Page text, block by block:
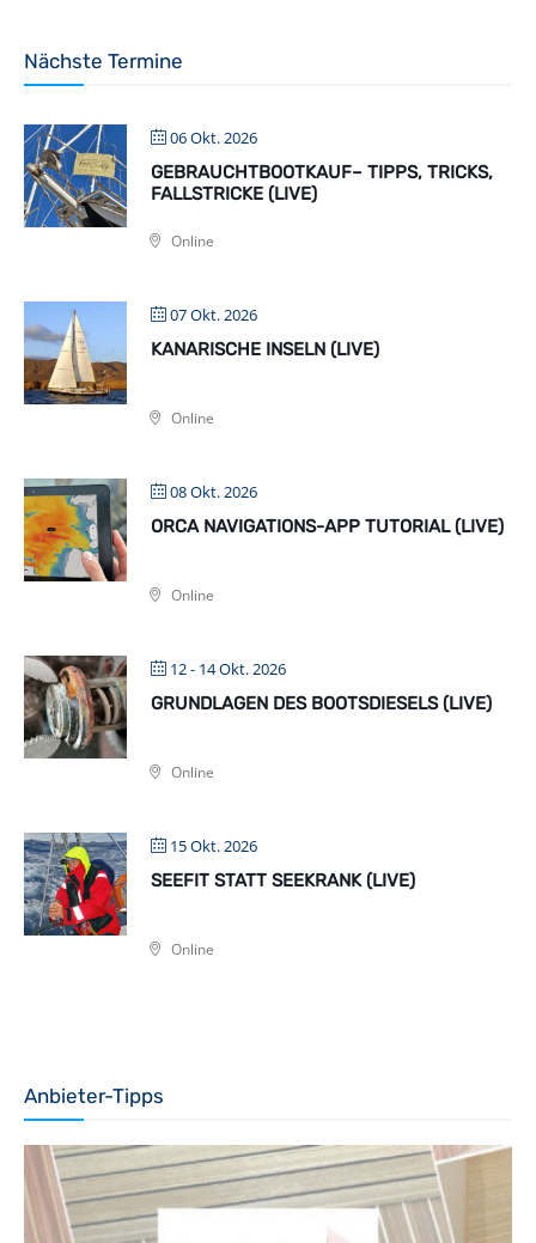
Nächste Termine
06 Okt. 2026
GEBRAUCHTBOOTKAUF– TIPPS, TRICKS,
FALLSTRICKE (LIVE)
Online
07 Okt. 2026
KANARISCHE INSELN (LIVE)
Online
08 Okt. 2026
ORCA NAVIGATIONS-APP TUTORIAL (LIVE)
Online
12 - 14 Okt. 2026
GRUNDLAGEN DES BOOTSDIESELS (LIVE)
Online
15 Okt. 2026
SEEFIT STATT SEEKRANK (LIVE)
Online
Anbieter-Tipps